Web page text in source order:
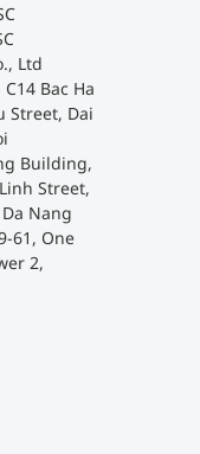
Ltd
C14 Bac Ha
Street, Dai
Building,
Street,
Nang
61, One
2,